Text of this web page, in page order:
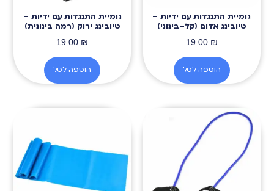
גומיית התנגדות עם ידיות –
טיובינג אדום (קל–בינוני)
19.00 ₪
הוספה לסל
גומיית התנגדות עם ידיות –
טיובינג ירוק (רמה בינונית)
19.00 ₪
הוספה לסל